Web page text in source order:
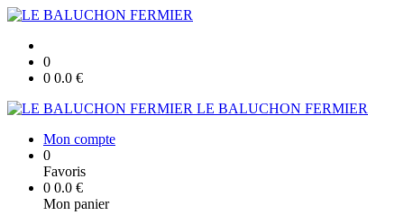
0
0 0.0 €
LE BALUCHON FERMIER
Mon compte
0
Favoris
0 0.0 €
Mon panier